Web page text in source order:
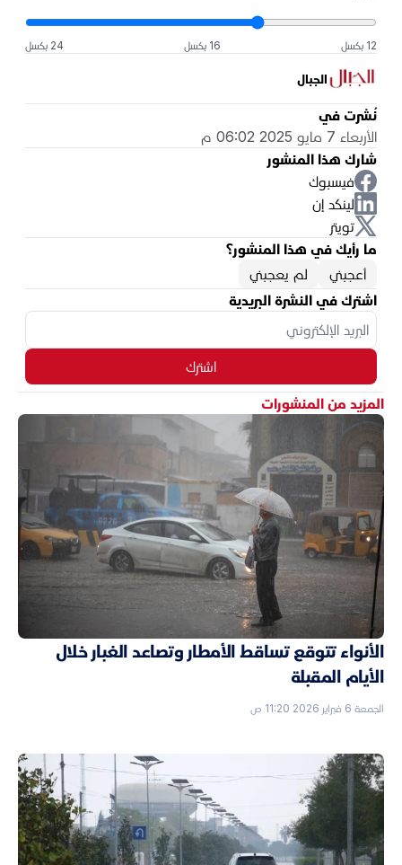
12 بكسل 16 بكسل 24 بكسل
الجبال
نُشرت في
الأربعاء 7 مايو 2025 06:02 م
شارك هذا المنشور
فيسبوك
لينكد إن
تويتر
ما رأيك في هذا المنشور؟
أعجبني
لم يعجبني
اشترك في النشرة البريدية
اشترك
المزيد من المنشورات
الأنواء تتوقع تساقط الأمطار وتصاعد الغبار خلال
الأيام المقبلة
الجمعة 6 فبراير 2026 11:20 ص